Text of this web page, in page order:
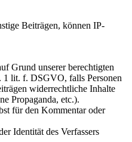
Beiträgen, können IP-
Grund unserer berechtigten
1 lit. f. DSGVO, falls Personen
widerrechtliche Inhalte
Propaganda, etc.).
für den Kommentar oder
Identität des Verfassers